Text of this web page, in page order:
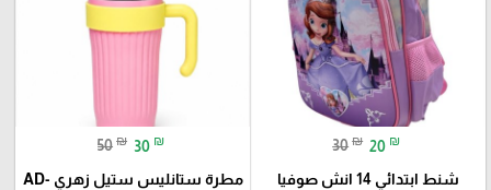
30 ₪ 20 ₪
شنط ابتدائي 14 انش صوفيا
50 ₪ 30 ₪
مطرة ستانليس ستيل زهري AD-